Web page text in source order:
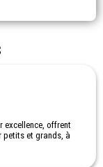
excellence, offrent
et grands, à